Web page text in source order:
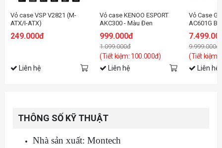
Vỏ case VSP V2821 (M-
ATX/I-ATX)
249.000đ
Liên hệ
Vỏ case KENOO ESPORT
AKC300 - Màu Đen
999.000đ
1.099.000đ
(Tiết kiệm: 100.000đ)
Liên hệ
Vỏ Case
AC601G
9.999.000đ
(Tiết kiệm:
Liên hệ
THÔNG SỐ KỸ THUẬT
Nhà sản xuất: Montech